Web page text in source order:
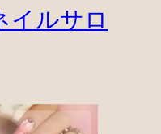
イルサロ